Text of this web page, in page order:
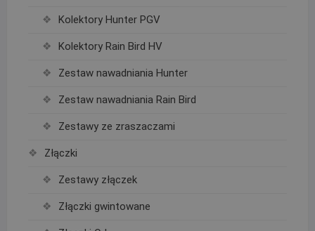
Kolektory Hunter PGV
Kolektory Rain Bird HV
Zestaw nawadniania Hunter
Zestaw nawadniania Rain Bird
Zestawy ze zraszaczami
Złączki
Zestawy złączek
Złączki gwintowane